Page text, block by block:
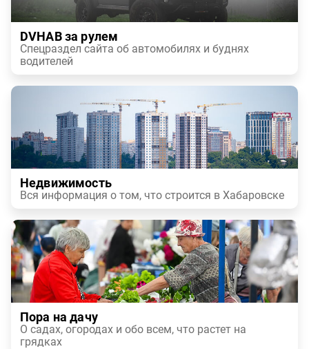
DVHAB за рулем
Спецраздел сайта об автомобилях и буднях
водителей
Недвижимость
Вся информация о том, что строится в Хабаровске
Пора на дачу
О садах, огородах и обо всем, что растет на
грядках